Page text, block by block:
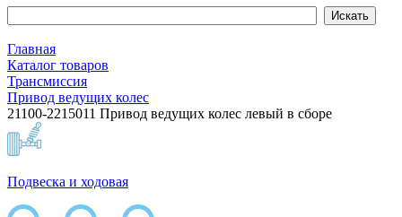
Главная
Каталог товаров
Трансмиссия
Привод ведущих колес
21100-2215011 Привод ведущих колес левый в сборе
Подвеска и ходовая